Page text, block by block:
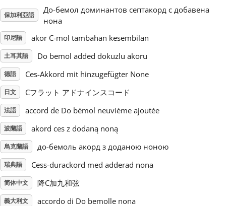
Türkçe
Українська
简体中文
保加利亞語
До-бемол доминантов септакорд с добавена
нона
印尼語 akor C-mol tambahan kesembilan
土耳其語 Do bemol added dokuzlu akoru
德語 Ces-Akkord mit hinzugefügter None
日文 Cフラット アドナインスコード
法語 accord de Do bémol neuvième ajoutée
波蘭語 akord ces z dodaną noną
烏克蘭語 до-бемоль акорд з доданою ноною
瑞典語 Cess-durackord med adderad nona
简体中文 降C加九和弦
義大利文 accordo di Do bemolle nona